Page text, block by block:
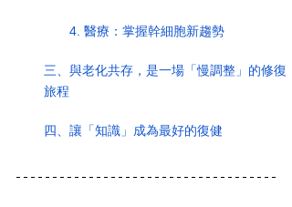
4. 醫療：掌握幹細胞新趨勢
三、與老化共存，是一場「慢調整」的修復
旅程
四、讓「知識」成為最好的復健